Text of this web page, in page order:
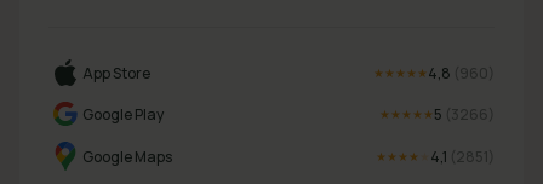
App Store ★★★★★ 4,8 (960
Google Play
★★★★★ 5 (3266
Google Maps ★★★★ 4,1 (2851